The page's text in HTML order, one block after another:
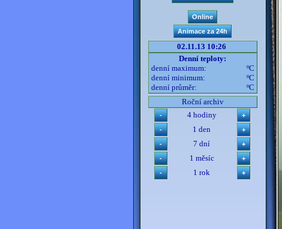
02.11.13 10:26
Denní teploty:
denní maximum:
ºC
denní minimum:
ºC
denní průměr:
ºC
Roční archiv
4 hodiny
1 den
7 dní
1 měsíc
1 rok